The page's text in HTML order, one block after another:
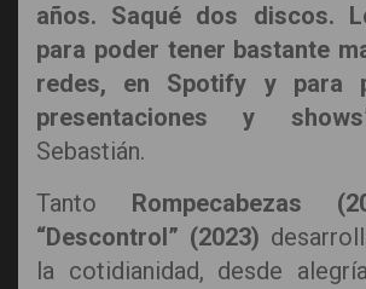
años. Saqué dos discos.
para poder tener bastante
redes, en Spotify y para
presentaciones y
Sebastián.
Tanto Rompecabezas
“Descontrol” (2023)
la cotidianidad, desde